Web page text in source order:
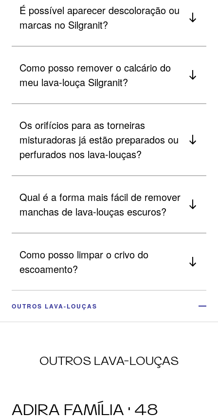
É possível aparecer descoloração ou
marcas no Silgranit?
Como posso remover o calcário do
meu lava-louça Silgranit?
Os orifícios para as torneiras
misturadoras já estão preparados ou
perfurados nos lava-louças?
Qual é a forma mais fácil de remover
manchas de lava-louças escuros?
Como posso limpar o crivo do
escoamento?
OUTROS LAVA-LOUÇAS
OUTROS LAVA-LOUÇAS
ADIRA FAMÍLIA · 48